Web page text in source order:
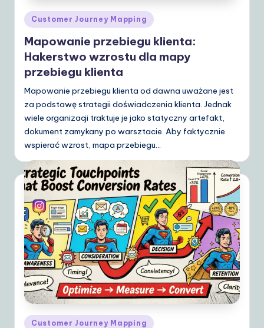
&
S
o
ft
w
a
r
e
S
o
lu
ti
o
n
s
Posted
in
Customer Journey Mapping
Mapowanie przebiegu klienta:
Hakerstwo wzrostu dla mapy
przebiegu klienta
Mapowanie przebiegu klienta od dawna uważane jest
za podstawę strategii doświadczenia klienta. Jednak
wiele organizacji traktuje je jako statyczny artefakt,
dokument zamykany po warsztacie. Aby faktycznie
wspierać wzrost, mapa przebiegu…
Posted
Customer Journey Mapping